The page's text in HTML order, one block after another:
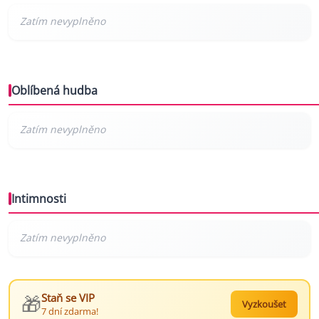
Oblíbená hudba
Intimnosti
🎁Staň se VIP
7 dní zdarma!
Vyzkoušet